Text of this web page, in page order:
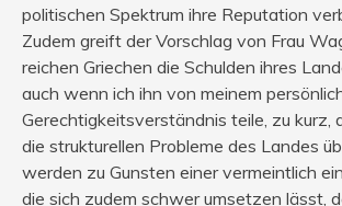
politischen Spektrum ihre Reputation
Zudem greift der Vorschlag von Frau
reichen Griechen die Schulden ihres
auch wenn ich ihn von meinem
Gerechtigkeitsverständnis teile, zu kurz,
die strukturellen Probleme des Landes
werden zu Gunsten einer vermeintlich
die sich zudem schwer umsetzen lässt,